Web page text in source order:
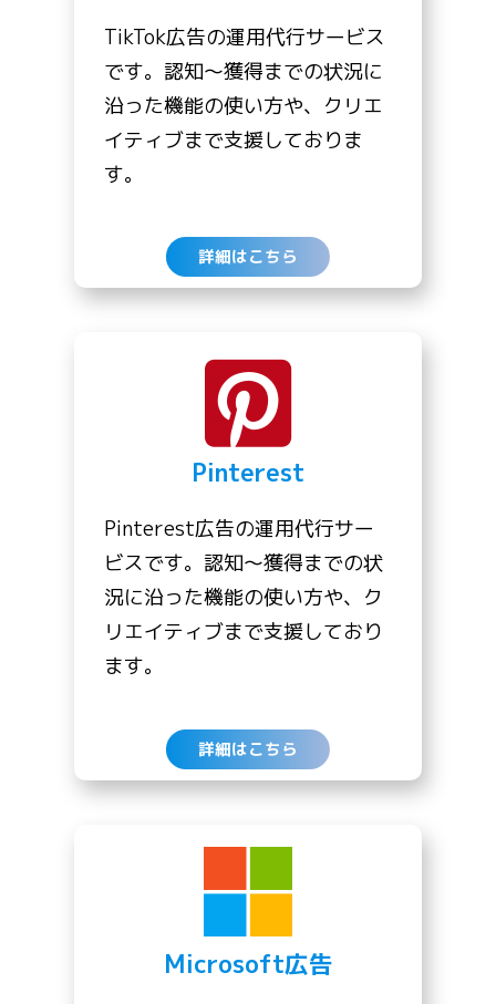
TikTok広告の運用代行サービス
です。認知〜獲得までの状況に
沿った機能の使い方や、クリエ
イティブまで支援しておりま
す。
詳細はこちら
Pinterest
Pinterest広告の運用代行サー
ビスです。認知〜獲得までの状
況に沿った機能の使い方や、ク
リエイティブまで支援しており
ます。
詳細はこちら
Microsoft広告